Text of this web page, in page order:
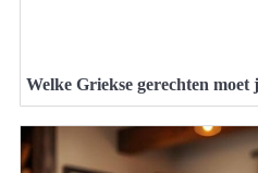
Welke Griekse gerechten moet